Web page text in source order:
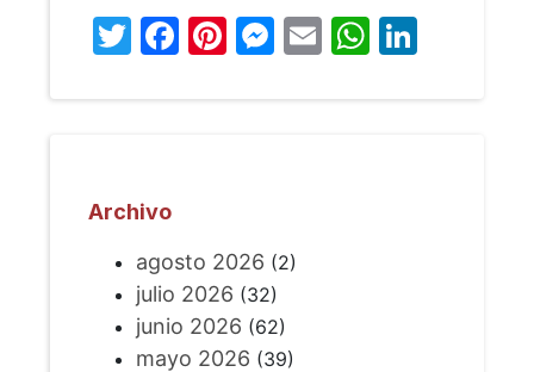
Twitter
Facebook
Pinterest
Messenger
Email
Archivo
agosto 2026 (2)
julio 2026 (32)
junio 2026 (62)
mayo 2026 (39)